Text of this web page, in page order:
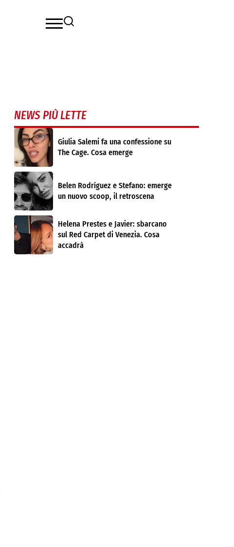
NEWS PIÙ LETTE
Giulia Salemi fa una confessione su
The Cage. Cosa emerge
Belen Rodríguez e Stefano: emerge
un nuovo scoop, il retroscena
Helena Prestes e Javier: sbarcano
sul Red Carpet di Venezia. Cosa
accadrà